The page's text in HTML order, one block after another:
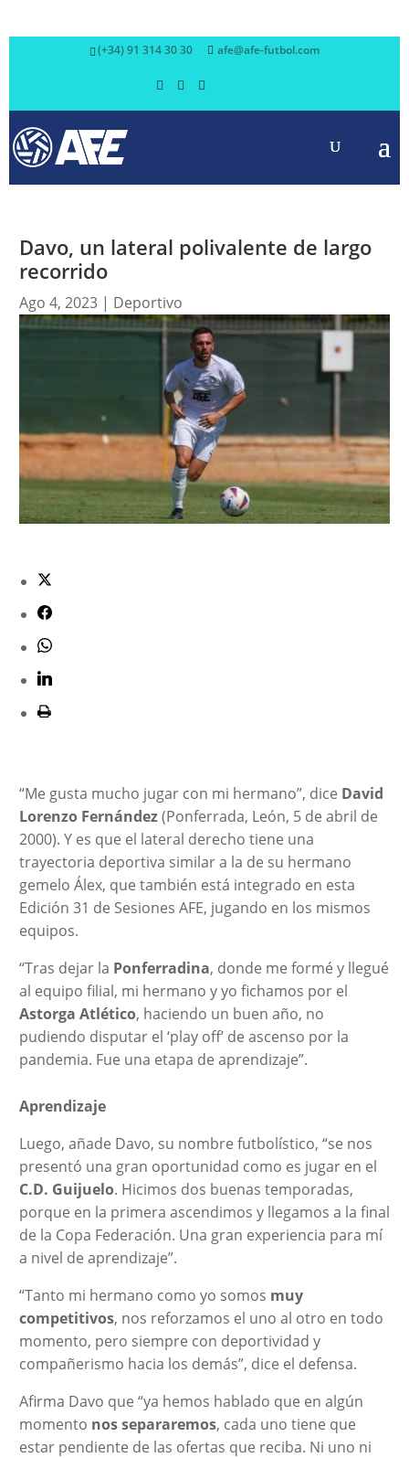
(+34) 91 314 30 30 afe@afe-futbol.com
Davo, un lateral polivalente de largo
recorrido
Ago 4, 2023| Deportivo
“Me gusta mucho jugar con mi hermano”, dice David
Lorenzo Fernández(Ponferrada, León, 5 de abril de
2000). Y es que el lateral derecho tiene una
trayectoria deportiva similar a la de su hermano
gemelo Álex, que también está integrado en esta
Edición 31 de Sesiones AFE, jugando en los mismos
equipos.
“Tras dejar la Ponferradina, donde me formé y llegué
al equipo filial, mi hermano y yo fichamos por el
Astorga Atlético, haciendo un buen año, no
pudiendo disputar el ‘play off’ de ascenso por la
pandemia. Fue una etapa de aprendizaje”.
Aprendizaje
Luego, añade Davo, su nombre futbolístico, “se nos
presentó una gran oportunidad como es jugar en el
C.D. Guijuelo. Hicimos dos buenas temporadas,
porque en la primera ascendimos y llegamos a la final
de la Copa Federación. Una gran experiencia para mí
a nivel de aprendizaje”.
“Tanto mi hermano como yo somos muy
competitivos, nos reforzamos el uno al otro en todo
momento, pero siempre con deportividad y
compañerismo hacia los demás”, dice el defensa.
Afirma Davo que “ya hemos hablado que en algún
momento nos separaremos, cada uno tiene que
estar pendiente de las ofertas que reciba. Ni uno ni